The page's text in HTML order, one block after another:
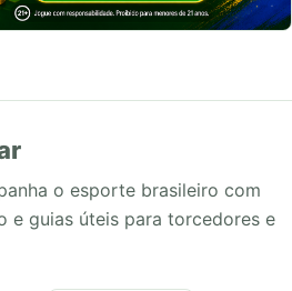
o esporte brasileiro com
e guias úteis para torcedores e